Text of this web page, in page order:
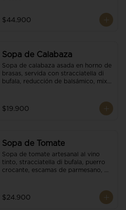
$44.900
Sopa de Calabaza
Sopa de calabaza asada en horno de
brasas, servida con stracciatella di
bufala, reducción de balsámico, mix
$19.900
Sopa de Tomate
Sopa de tomate artesanal al vino
tinto, stracciatella di bufala, puerro
crocante, escamas de parmesano,
Acompañado de un tostón de pan
focaccia.
$24.900